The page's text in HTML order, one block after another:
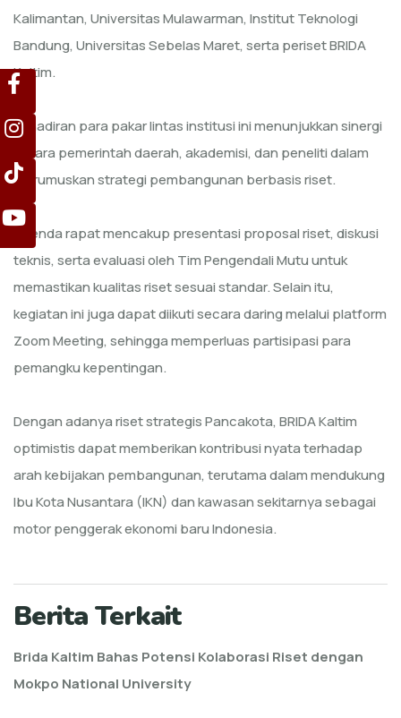
Kalimantan, Universitas Mulawarman, Institut Teknologi
Bandung, Universitas Sebelas Maret, serta periset BRIDA
Kaltim.
Kehadiran para pakar lintas institusi ini menunjukkan sinergi
antara pemerintah daerah, akademisi, dan peneliti dalam
merumuskan strategi pembangunan berbasis riset.
Agenda rapat mencakup presentasi proposal riset, diskusi
teknis, serta evaluasi oleh Tim Pengendali Mutu untuk
memastikan kualitas riset sesuai standar. Selain itu,
kegiatan ini juga dapat diikuti secara daring melalui platform
Zoom Meeting, sehingga memperluas partisipasi para
pemangku kepentingan.
Dengan adanya riset strategis Pancakota, BRIDA Kaltim
optimistis dapat memberikan kontribusi nyata terhadap
arah kebijakan pembangunan, terutama dalam mendukung
Ibu Kota Nusantara (IKN) dan kawasan sekitarnya sebagai
motor penggerak ekonomi baru Indonesia.
Berita Terkait
Brida Kaltim Bahas Potensi Kolaborasi Riset dengan
Mokpo National University